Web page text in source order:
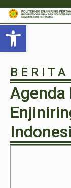
Open
B E R I T A